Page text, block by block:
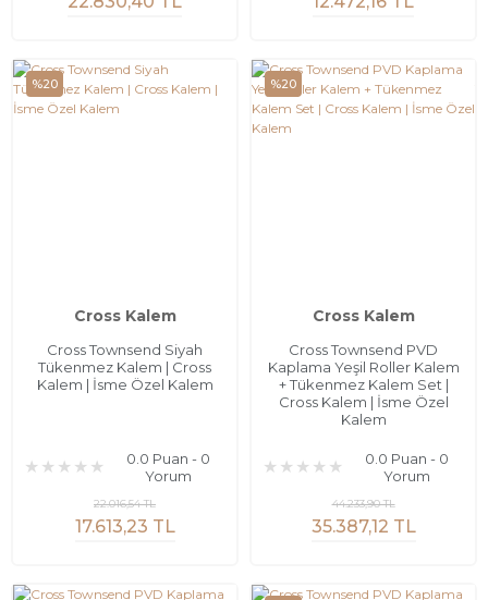
%20
Cross Kalem
Cross Townsend Siyah
Tükenmez Kalem | Cross
Kalem | İsme Özel Kalem
0.0 Puan - 0
Yorum
17.613,23 TL
22.016,54 TL
%20
Cross Kalem
Cross Townsend PVD
Kaplama Yeşil Roller Kalem
+ Tükenmez Kalem Set |
Cross Kalem | İsme Özel
Kalem
0.0 Puan - 0
Yorum
35.387,12 TL
44.233,90 TL